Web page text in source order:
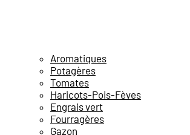
Aromatiques
Potagères
Tomates
Haricots-Pois-Fèves
Engrais vert
Fourragères
Gazon